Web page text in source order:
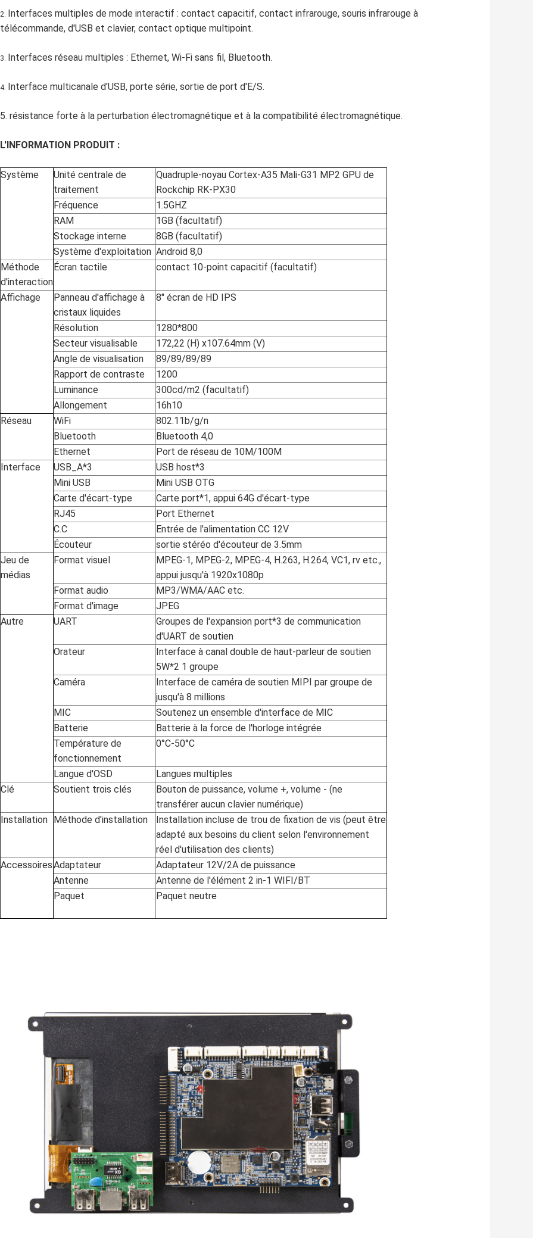
2. Interfaces multiples de mode interactif : contact capacitif, contact infrarouge, souris infrarouge à
télécommande, d'USB et clavier, contact optique multipoint.
3. Interfaces réseau multiples : Ethernet, Wi-Fi sans fil, Bluetooth.
4. Interface multicanale d'USB, porte série, sortie de port d'E/S.
5. résistance forte à la perturbation électromagnétique et à la compatibilité électromagnétique.
L'INFORMATION PRODUIT :
Système
Unité centrale de
traitement
Quadruple-noyau Cortex-A35 Mali-G31 MP2 GPU de
Rockchip RK-PX30
Fréquence
1.5GHZ
RAM
1GB (facultatif)
Stockage interne
8GB (facultatif)
Système d'exploitation Android 8,0
Méthode
d'interaction
Écran tactile contact 10-point capacitif (facultatif)
Affichage
Panneau d'affichage à
cristaux liquides
8" écran de HD IPS
Résolution
1280*800
Secteur visualisable
172,22 (H) x107.64mm (V)
Angle de visualisation
89/89/89/89
Rapport de contraste
1200
Luminance
300cd/m2 (facultatif)
Allongement
16h10
Réseau
WiFi
802.11b/g/n
Bluetooth
Bluetooth 4,0
Ethernet
Port de réseau de 10M/100M
Interface
USB_A*3
USB host*3
Mini USB
Mini USB OTG
Carte d'écart-type
Carte port*1, appui 64G d'écart-type
RJ45
Port Ethernet
C.C
Entrée de l'alimentation CC 12V
Écouteur
sortie stéréo d'écouteur de 3.5mm
Jeu de
médias
Format visuel
MPEG-1, MPEG-2, MPEG-4, H.263, H.264, VC1, rv etc.,
appui jusqu'à 1920x1080p
Format audio
MP3/WMA/AAC etc.
Format d'image
JPEG
Autre
UART
Groupes de l'expansion port*3 de communication
d'UART de soutien
Orateur
Interface à canal double de haut-parleur de soutien
5W*2 1 groupe
Caméra
Interface de caméra de soutien MIPI par groupe de
jusqu'à 8 millions
MIC
Soutenez un ensemble d'interface de MIC
Batterie
Batterie à la force de l'horloge intégrée
Température de
fonctionnement
0°C-50°C
Langue d'OSD
Langues multiples
Clé
Soutient trois clés
Bouton de puissance, volume +, volume - (ne
transférer aucun clavier numérique)
Installation Méthode d'installation
Installation incluse de trou de fixation de vis (peut être
adapté aux besoins du client selon l'environnement
réel d'utilisation des clients)
AccessoiresAdaptateur
Adaptateur 12V/2A de puissance
Antenne
Antenne de l'élément 2 in-1 WIFI/BT
Paquet
Paquet neutre